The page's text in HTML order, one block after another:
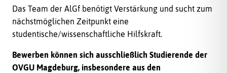
Das Team der AlGf benötigt Verstärkung und sucht zum
nächstmöglichen Zeitpunkt eine
studentische/wissenschaftliche Hilfskraft.
Bewerben können sich ausschließlich Studierende der
OVGU Magdeburg, insbesondere aus den